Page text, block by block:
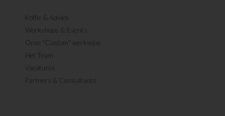
Koffie & Advies
Workshops & Events
Onze "Custom" werkwijze
Het Team
Vacatures
Partners & Consultants